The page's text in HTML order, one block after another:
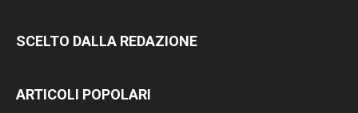
SCELTO DALLA REDAZIONE
ARTICOLI POPOLARI